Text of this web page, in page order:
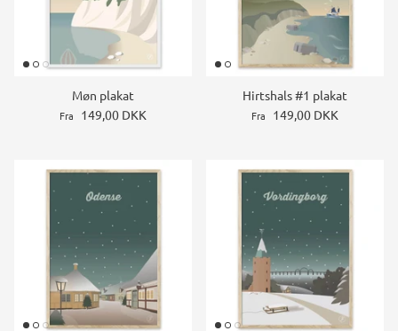
Møn plakat
Fra 149,00 DKK
Hirtshals #1 plakat
Fra 149,00 DKK